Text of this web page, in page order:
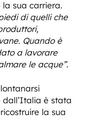
sua carriera.
di quelli che
Quando è
a lavorare
le acque”.
è stata
la sua